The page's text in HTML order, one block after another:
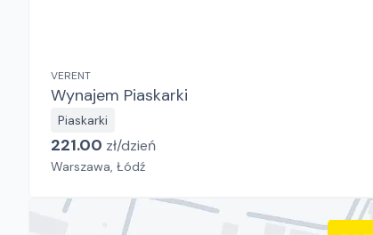
VERENT
Wynajem Piaskarki
Piaskarki
221.00 zł/dzień
Warszawa, Łódź